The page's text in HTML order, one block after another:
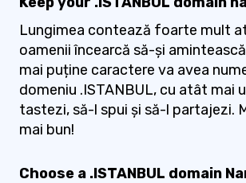
Lungimea contează foarte mult
oamenii încearcă să-și
mai puține caractere va avea
domeniu .ISTANBUL, cu atât mai
tastezi, să-l spui și să-l partajezi.
mai bun!
Choose a .ISTANBUL domain